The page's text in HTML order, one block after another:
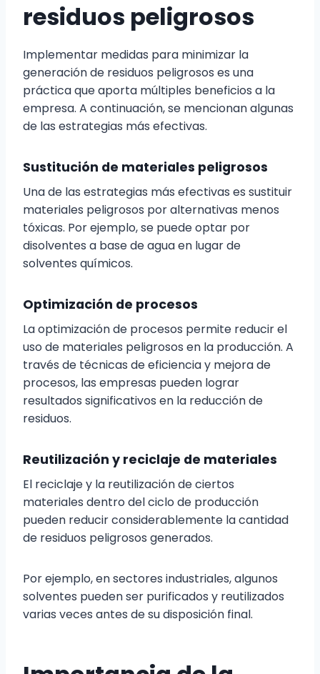
residuos peligrosos
Implementar medidas para minimizar la
generación de residuos peligrosos es una
práctica que aporta múltiples beneficios a la
empresa. A continuación, se mencionan algunas
de las estrategias más efectivas.
Sustitución de materiales peligrosos
Una de las estrategias más efectivas es sustituir
materiales peligrosos por alternativas menos
tóxicas. Por ejemplo, se puede optar por
disolventes a base de agua en lugar de
solventes químicos.
Optimización de procesos
La optimización de procesos permite reducir el
uso de materiales peligrosos en la producción. A
través de técnicas de eficiencia y mejora de
procesos, las empresas pueden lograr
resultados significativos en la reducción de
residuos.
Reutilización y reciclaje de materiales
El reciclaje y la reutilización de ciertos
materiales dentro del ciclo de producción
pueden reducir considerablemente la cantidad
de residuos peligrosos generados.
Por ejemplo, en sectores industriales, algunos
solventes pueden ser purificados y reutilizados
varias veces antes de su disposición final.